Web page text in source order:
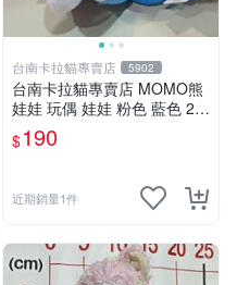
台南卡拉貓專賣店 5902
台南卡拉貓專賣店 MOMO熊
娃娃 玩偶 娃娃 粉色 藍色 2色
分售
$190
近期銷量1件